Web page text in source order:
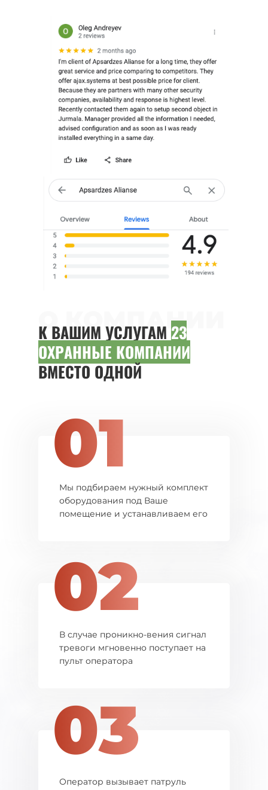
01
О КОМПАНИИ
Мы подбираем нужный комплект
оборудования под Ваше
помещение и устанавливаем его
В случае проникно-вения сигнал
тревоги мгновенно поступает на
пульт оператора
Оператор вызывает патруль
К ВАШИМ УСЛУГАМ 23
ОХРАННЫЕ КОМПАНИИ
ВМЕСТО ОДНОЙ
02
03